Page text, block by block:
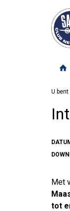
U bent
Met
tot